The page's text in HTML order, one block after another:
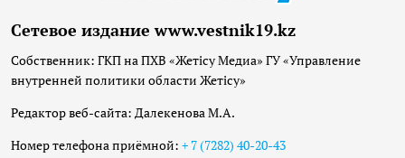
Сетевое издание www.vestnik19.kz
Собственник: ГКП на ПХВ «Жетісу Медиа» ГУ «Управление
внутренней политики области Жетісу»
Редактор веб-сайта: Далекенова М.А.
Номер телефона приёмной: + 7 (7282) 40-20-43